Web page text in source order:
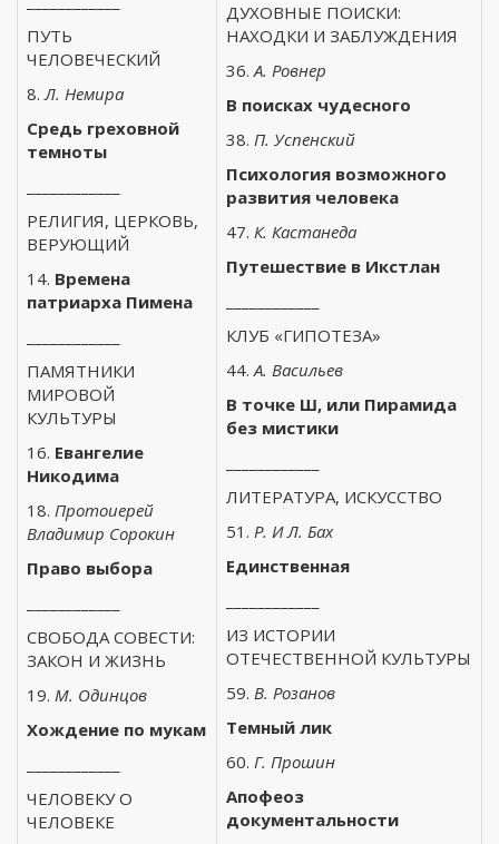
ПУТЬ
ЧЕЛОВЕЧЕСКИЙ
8.Л. Немира
Средь греховной
темноты
РЕЛИГИЯ, ЦЕРКОВЬ,
ВЕРУЮЩИЙ
14. Времена
патриарха Пимена
ПАМЯТНИКИ
МИРОВОЙ
КУЛЬТУРЫ
16. Евангелие
Никодима
18. Протоиерей
Владимир Сорокин
Право выбора
СВОБОДА СОВЕСТИ:
ЗАКОН И ЖИЗНЬ
19. М. Одинцов
Хождение по мукам
ЧЕЛОВЕКУ О
ЧЕЛОВЕКЕ
ДУХОВНЫЕ ПОИСКИ:
НАХОДКИ И ЗАБЛУЖДЕНИЯ
36.А. Ровнер
В поисках чудесного
38. П. Успенский
Психология возможного
развития человека
47. К. Кастанеда
Путешествие в Икстлан
КЛУБ «ГИПОТЕЗА»
44.А. Васильев
В точке Ш, или Пирамида
без мистики
ЛИТЕРАТУРА, ИСКУССТВО
51. Р. И Л. Бах
Единственная
ИЗ ИСТОРИИ
ОТЕЧЕСТВЕННОЙ КУЛЬТУРЫ
59. В. Розанов
Темный лик
60. Г. Прошин
Апофеоз
документальности